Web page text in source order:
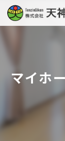
マイホ